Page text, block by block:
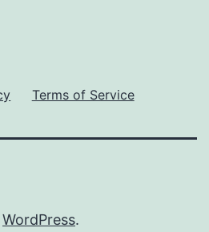
Terms of Service
WordPress.